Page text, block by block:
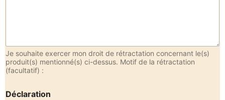
Je souhaite exercer mon droit de rétractation concernant le(s)
produit(s) mentionné(s) ci-dessus. Motif de la rétractation
(facultatif) :
Déclaration